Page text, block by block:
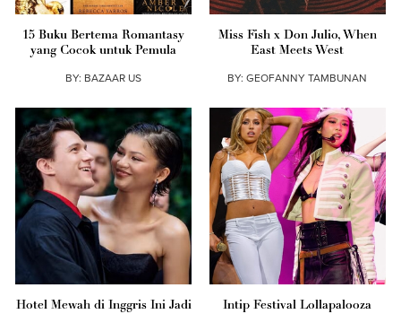
15 Buku Bertema Romantasy
yang Cocok untuk Pemula
BY: BAZAAR US
Miss Fish x Don Julio, When
East Meets West
BY:GEOFANNY TAMBUNAN
Hotel Mewah di Inggris Ini Jadi
Intip Festival Lollapalooza